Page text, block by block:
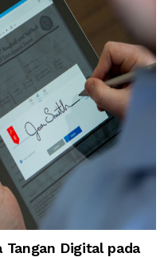
Tangan Digital pada